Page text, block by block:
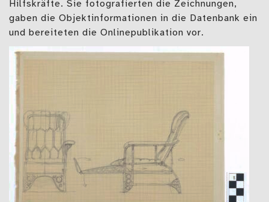
Hilfskräfte. Sie fotografierten die Zeichnungen,
gaben die Objektinformationen in die Datenbank ein
und bereiteten die Onlinepublikation vor.